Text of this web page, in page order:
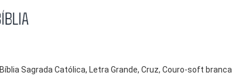
Bíblia Sagrada Católica, Letra Grande, Cruz, Couro-soft branca